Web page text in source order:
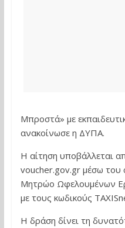
Μπροστά» με
ανακοίνωσε η ΔΥΠΑ.
Η αίτηση υποβάλλεται
voucher.gov.gr μέσω
Μητρώο Ωφελουμένων
με τους κωδικούς
Η δράση δίνει τη